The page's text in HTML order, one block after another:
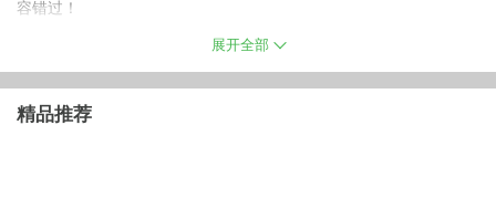
容错过！
六界仙尊（诛神传0.05折）游戏福利
六界仙尊（诛神传0.05折）游戏充值返利
具体充值返利请在游戏盒子上咨询客服！
展开全部
精品推荐